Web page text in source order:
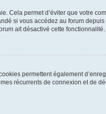
Cela permet d’éviter que votre
si vous accédez au forum
ait désactivé cette fonctionnalité.
permettent également
récurrents de connexion et de